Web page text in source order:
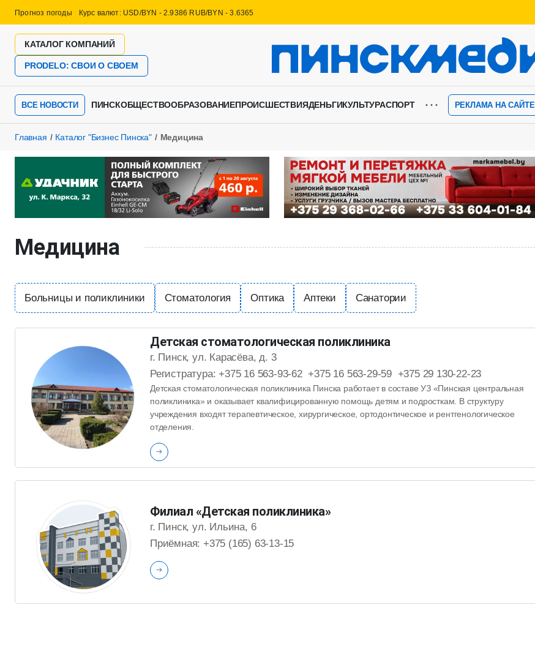
Прогноз погоды Курс валют: USD/BYN - 2.9386 RUB/BYN - 3.6365
КАТАЛОГ КОМПАНИЙ
PRODELO: СВОИ О СВОЕМ
ВСЕ НОВОСТИ ПИНСКОБЩЕСТВООБРАЗОВАНИЕПРОИСШЕСТВИЯДЕНЬГИКУЛЬТУРАСПОРТ ⋯ РЕКЛАМА НА САЙТЕ
Главная Каталог "Бизнес Пинска" Медицина
Медицина
Больницы и поликлиники Стоматология Оптика Аптеки Санатории
Детская стоматологическая поликлиника
г. Пинск, ул. Карасёва, д. 3
Регистратура: +375 16 563-93-62 +375 16 563-29-59 +375 29 130-22-23
Детская стоматологическая поликлиника Пинска работает в составе УЗ «Пинская центральная
поликлиника» и оказывает квалифицированную помощь детям и подросткам. В структуру
учреждения входят терапевтическое, хирургическое, ортодонтическое и рентгенологическое
отделения.
Филиал «Детская поликлиника»
г. Пинск, ул. Ильина, 6
Приёмная: +375 (165) 63-13-15